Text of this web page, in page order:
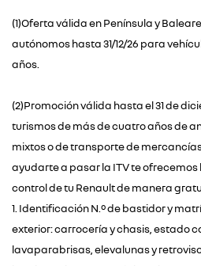
(1)Oferta válida en Península y
autónomos hasta 31/12/26 para
años.
(2)Promoción válida hasta el 31 de
turismos de más de cuatro años de
mixtos o de transporte de
ayudarte a pasar la ITV te
control de tu Renault de manera
1. Identificación N.º de bastidor y
exterior: carrocería y chasis, estado
lavaparabrisas, elevalunas y